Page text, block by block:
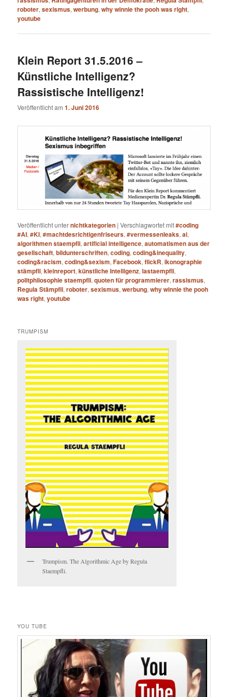
roboter,sexismus,werbung,why winnie the pooh was right,
youtube
Klein Report 31.5.2016 –
Künstliche Intelligenz?
Rassistische Intelligenz!
Veröffentlicht am1. Juni 2016
Veröffentlicht unternichtkategorien |Verschlagwortet mit#coding
#AI,#KI,#machtdesrichtigenfriseurs,#vermessenleaks,ai,
algorithmen staempfli,artificial intelligence,automatismen aus der
gesellschaft,bildunterschriften,coding,coding&inequality,
coding&racism,coding&sexism,Facebook,flickR,ikonographie
stämpfli,kleinreport,künstliche Intelligenz,lastaempfli,
politphilosophie staempfli,quoten für programmierer,rassismus,
Regula Stämpfli,roboter,sexismus,werbung,why winnie the pooh
was right,youtube
TRUMPISM
Trumpism. The Algorithmic Age by Regula
Staempfli.
YOU TUBE